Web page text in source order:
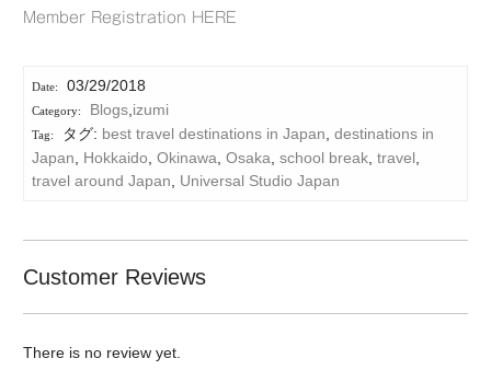
Member Registration HERE
03/29/2018
Blogs, izumi
タグ: best travel destinations in Japan destinations in
Japan
Hokkaido ,Okinawa ,Osaka ,school break ,travel
travel around Japan
Universal Studio Japan
Customer Reviews
There is no review yet.